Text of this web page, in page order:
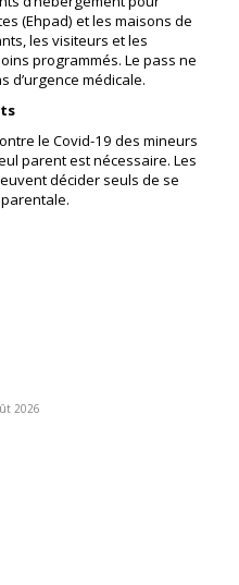
(Ehpad) et les maisons de
les visiteurs et les
programmés. Le pass ne
d’urgence médicale.
le Covid-19 des mineurs
parent est nécessaire. Les
décider seuls de se
2026